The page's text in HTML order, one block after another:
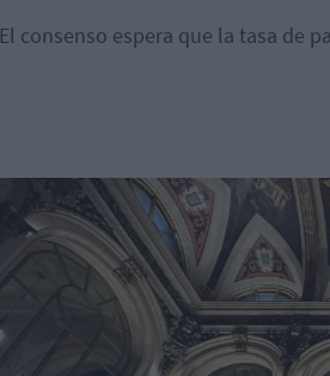
El consenso espera que la tasa de